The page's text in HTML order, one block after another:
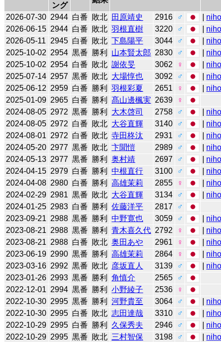
ング
2026-07-30 2944 白番 敗北 田原靖史 2916 ♂
2026-06-15 2944 白番 敗北 羽根直樹 3220 ♂
2026-05-11
2945 白番 敗北 下島陽平 3044 ♂
2025-10-02 2954 黒番 勝利 山本賢太郎 2830 ♂
2025-10-02 2954 白番 敗北 謝依旻 3062 ♀
2025-07-14 2957 黒番 敗北 大場惇也 3092 ♂
2025-06-12 2959 白番 勝利 羽根彩夏 2651 ♀
2025-01-09 2965 白番 勝利 髙山邊楓実 2639
♀
2024-08-05 2972 黒番 勝利 大木啓司 2758 ♂
2024-08-05 2972 白番 敗北 大谷直輝 3140 ♂
2024-08-01 2972 白番 敗北 寺田柊汰 2931 ♂
2024-05-20 2977 黒番 敗北 卞聞愷 2989 ♂
2024-05-13 2977 黒番 勝利 奥村靖 2697 ♂
2024-04-15 2979 白番 勝利 中根直行 3100 ♂
2024-04-08 2980 白番 勝利 高雄茉莉 2855 ♀
2024-02-29 2981 黒番 敗北 大谷直輝 3134 ♂
2024-01-25 2983 白番 勝利 佐藤洋平 2817
♂
2023-09-21 2988 黒番 勝利 中野寛也 3059 ♂
2023-08-21 2988 黒番 勝利 青木喜久代 2792 ♀
2023-08-21 2988 白番 敗北 奥田あや 2961 ♀
2023-06-19 2990 黒番 勝利 高雄茉莉 2864 ♀
2023-03-16 2992 黒番 敗北 彦坂直人 3139 ♂
2023-01-26 2993 黒番 勝利 角慎介 2565
♂
2022-12-01 2994 黒番 勝利 小野綾子 2536
♀
2022-10-30 2995 黒番 勝利 河野貴至 3064 ♂
2022-10-30 2995 白番 敗北 志田達哉 3310 ♂
2022-10-29 2995 白番 勝利 久保秀夫 2946 ♂
2022-10-29 2995 黒番 敗北 三村智保 3198 ♂